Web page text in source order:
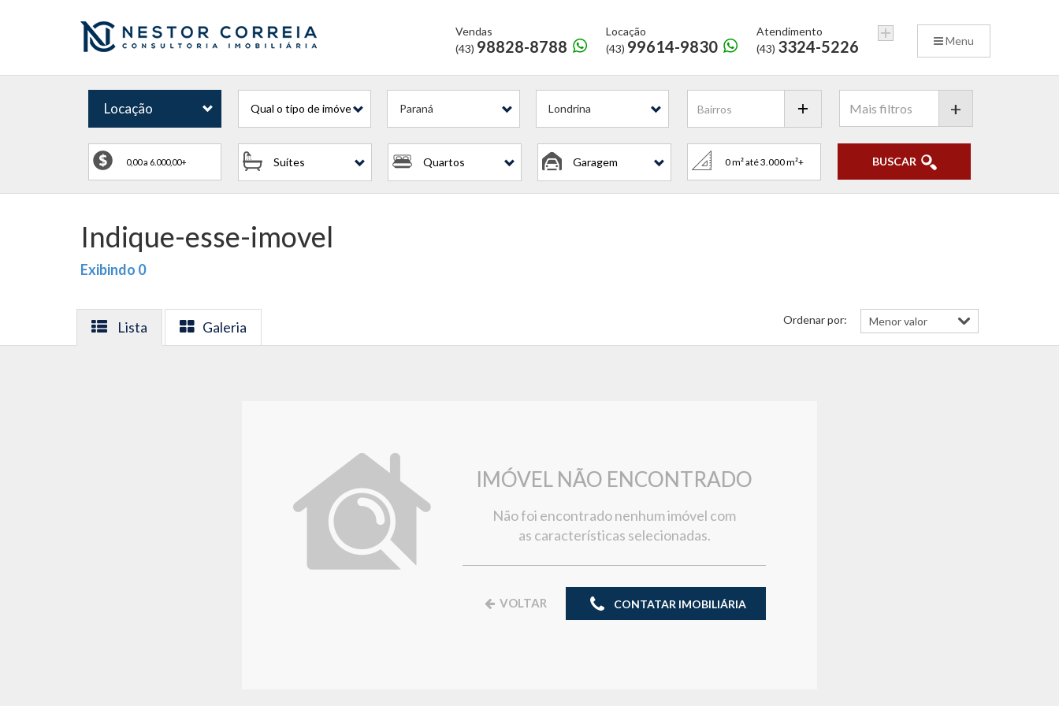
Menu
Vendas
(43) 98828-8788
Locação
(43) 99614-9830
Atendimento
(43) 3324-5226
Locação Qual o tipo de imóvel? Paraná Londrina
Suítes Quartos Garagem
+
BUSCAR
Indique-esse-imovel
Exibindo 0
Lista Galeria Ordenar por:
IMÓVEL NÃO ENCONTRADO
Não foi encontrado nenhum imóvel com
as características selecionadas.
VOLTAR CONTATAR IMOBILIÁRIA